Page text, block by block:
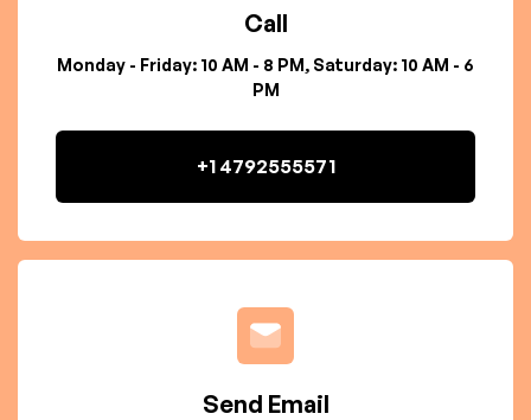
Call
Monday - Friday: 10 AM - 8 PM, Saturday: 10 AM - 6
PM
+1 4792555571
Send Email